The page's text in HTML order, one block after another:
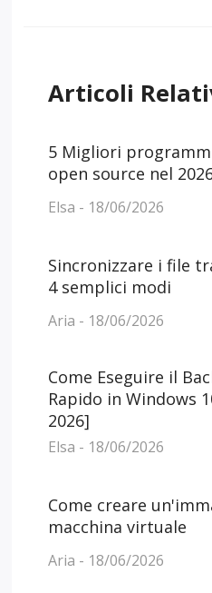
Articoli
5 Migliori
open source nel
Elsa - 18/06/2026
Sincronizzare i file
4 semplici modi
Aria - 18/06/2026
Come Eseguire il
Rapido in Windows
2026]
Elsa - 18/06/2026
Come creare
macchina virtuale
Aria - 18/06/2026